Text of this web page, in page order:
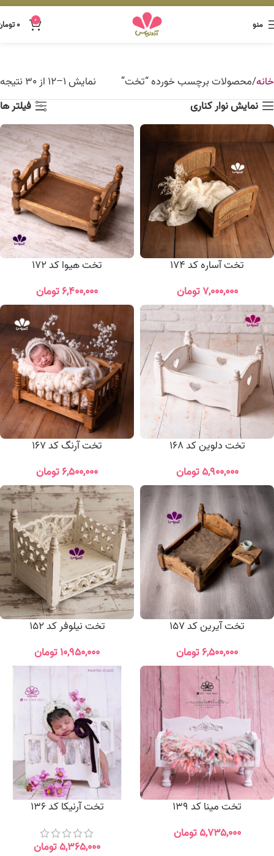
منو 0 ۰
خانه محصولات برچسب خورده “تخت”
نمایش 1–12 از 30 نتیجه
نمایش نوار کناری
فیلتر ها
تخت آساره کد 174
۷,۰۰۰,۰۰۰ تومان
تخت هیوا کد 172
۶,۴۰۰,۰۰۰تومان
تخت دلوین کد 168
۵,۹۰۰,۰۰۰ تومان
تخت آرنگ کد 167
۶,۵۰۰,۰۰۰تومان
تخت آیرین کد 157
۶,۵۰۰,۰۰۰تومان
تخت نیلوفر کد 152
۱۰,۹۵۰,۰۰۰تومان
تخت مینا کد 139
۵,۷۳۵,۰۰۰ تومان
تخت آرنیکا کد 136
۵,۳۶۵,۰۰۰تومان